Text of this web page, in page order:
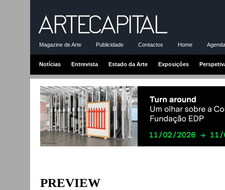
Magazine de Arte Publicidade Contactos Home
Notícias Entrevista Estado da Arte Exposições
PREVIEW